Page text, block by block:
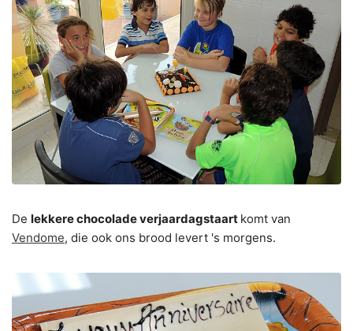
De lekkere chocolade verjaardagstaart komt van
Vendome, die ook ons brood levert 's morgens.